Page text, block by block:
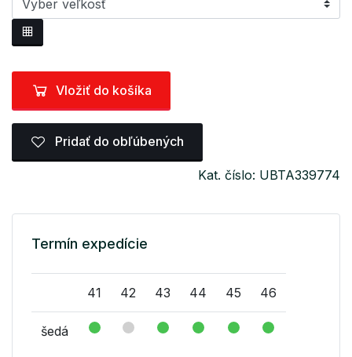
Vložiť do košíka
Pridať do obľúbených
Kat. číslo: UBTA339774
Termín expedície
41 42 43 44 45 46
šedá